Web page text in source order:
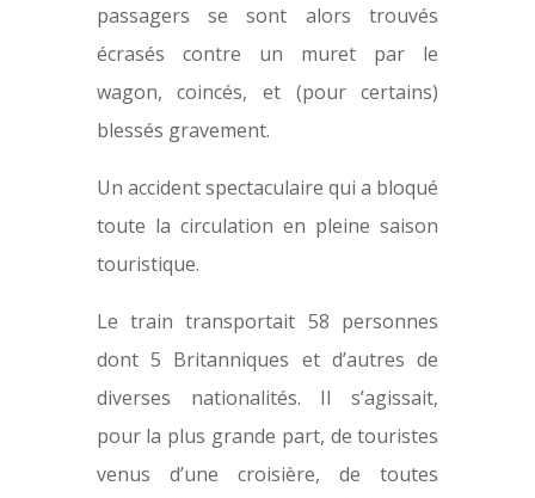
passagers se sont alors trouvés
écrasés contre un muret par le
wagon, coincés, et (pour certains)
blessés gravement.
Un accident spectaculaire qui a bloqué
toute la circulation en pleine saison
touristique.
Le train transportait 58 personnes
dont 5 Britanniques et d’autres de
diverses nationalités. Il s’agissait,
pour la plus grande part, de touristes
venus d’une croisière, de toutes